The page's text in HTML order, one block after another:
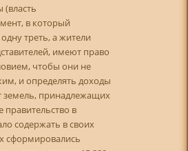
(власть
в который
треть, а жители
имеют право
чтобы они не
и определять доходы
земель, принадлежащих
правительство в
содержать в своих
сформировались